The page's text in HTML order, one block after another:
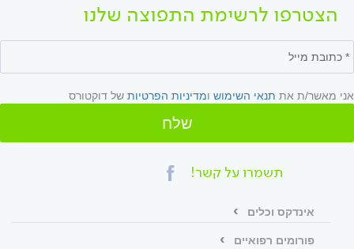
הצטרפו לרשימת התפוצה שלנו
אני מאשר/ת את תנאי השימוש ומדיניות הפרטיות של דוקטורס
שלח
תשמרו על קשר!
אינדקס וכלים
פורומים רפואיים